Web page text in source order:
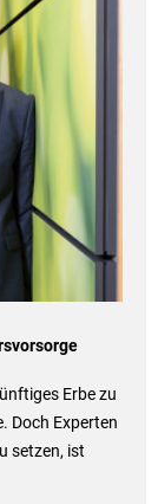
Erbe zu
Doch Experten
setzen, ist